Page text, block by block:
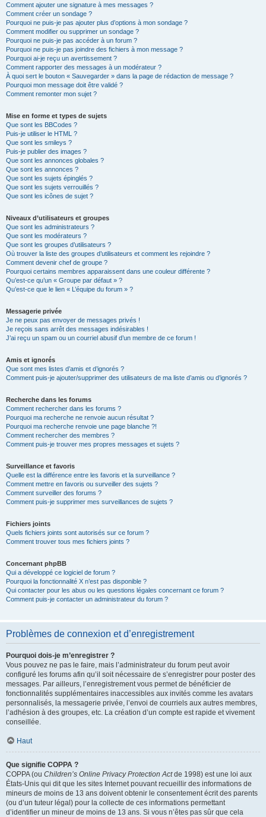
Comment ajouter une signature à mes messages ?
Comment créer un sondage ?
Pourquoi ne puis-je pas ajouter plus d’options à mon sondage ?
Comment modifier ou supprimer un sondage ?
Pourquoi ne puis-je pas accéder à un forum ?
Pourquoi ne puis-je pas joindre des fichiers à mon message ?
Pourquoi ai-je reçu un avertissement ?
Comment rapporter des messages à un modérateur ?
À quoi sert le bouton « Sauvegarder » dans la page de rédaction de message ?
Pourquoi mon message doit être validé ?
Comment remonter mon sujet ?
Mise en forme et types de sujets
Que sont les BBCodes ?
Puis-je utiliser le HTML ?
Que sont les smileys ?
Puis-je publier des images ?
Que sont les annonces globales ?
Que sont les annonces ?
Que sont les sujets épinglés ?
Que sont les sujets verrouillés ?
Que sont les icônes de sujet ?
Niveaux d’utilisateurs et groupes
Que sont les administrateurs ?
Que sont les modérateurs ?
Que sont les groupes d’utilisateurs ?
Où trouver la liste des groupes d’utilisateurs et comment les rejoindre ?
Comment devenir chef de groupe ?
Pourquoi certains membres apparaissent dans une couleur différente ?
Qu’est-ce qu’un « Groupe par défaut » ?
Qu’est-ce que le lien « L’équipe du forum » ?
Messagerie privée
Je ne peux pas envoyer de messages privés !
Je reçois sans arrêt des messages indésirables !
J’ai reçu un spam ou un courriel abusif d’un membre de ce forum !
Amis et ignorés
Que sont mes listes d’amis et d’ignorés ?
Comment puis-je ajouter/supprimer des utilisateurs de ma liste d’amis ou d’ignorés ?
Recherche dans les forums
Comment rechercher dans les forums ?
Pourquoi ma recherche ne renvoie aucun résultat ?
Pourquoi ma recherche renvoie une page blanche ?!
Comment rechercher des membres ?
Comment puis-je trouver mes propres messages et sujets ?
Surveillance et favoris
Quelle est la différence entre les favoris et la surveillance ?
Comment mettre en favoris ou surveiller des sujets ?
Comment surveiller des forums ?
Comment puis-je supprimer mes surveillances de sujets ?
Fichiers joints
Quels fichiers joints sont autorisés sur ce forum ?
Comment trouver tous mes fichiers joints ?
Concernant phpBB
Qui a développé ce logiciel de forum ?
Pourquoi la fonctionnalité X n’est pas disponible ?
Qui contacter pour les abus ou les questions légales concernant ce forum ?
Comment puis-je contacter un administrateur du forum ?
Problèmes de connexion et d’enregistrement
Pourquoi dois-je m’enregistrer ?
Vous pouvez ne pas le faire, mais l’administrateur du forum peut avoir
configuré les forums afin qu’il soit nécessaire de s’enregistrer pour poster des
messages. Par ailleurs, l’enregistrement vous permet de bénéficier de
fonctionnalités supplémentaires inaccessibles aux invités comme les avatars
personnalisés, la messagerie privée, l’envoi de courriels aux autres membres,
l’adhésion à des groupes, etc. La création d’un compte est rapide et vivement
conseillée.
Haut
Que signifie COPPA ?
COPPA (ou Children’s Online Privacy Protection Actde 1998) est une loi aux
États-Unis qui dit que les sites Internet pouvant recueillir des informations de
mineurs de moins de 13 ans doivent obtenir le consentement écrit des parents
(ou d’un tuteur légal) pour la collecte de ces informations permettant
d’identifier un mineur de moins de 13 ans. Si vous n’êtes pas sûr que cela